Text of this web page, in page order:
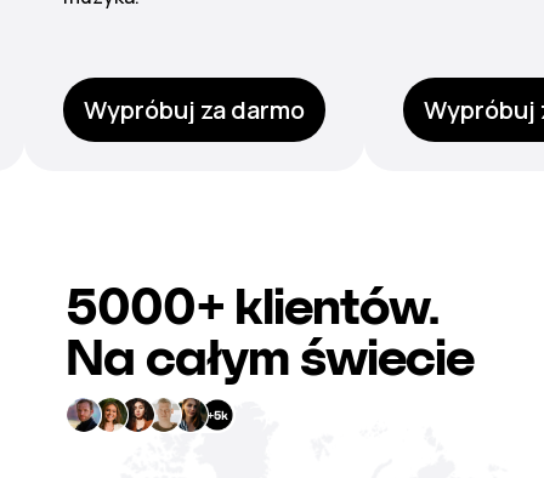
Wypróbuj za darmo Wypróbuj
5000+ klientów.
Na całym świecie